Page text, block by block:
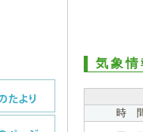
気象情
時